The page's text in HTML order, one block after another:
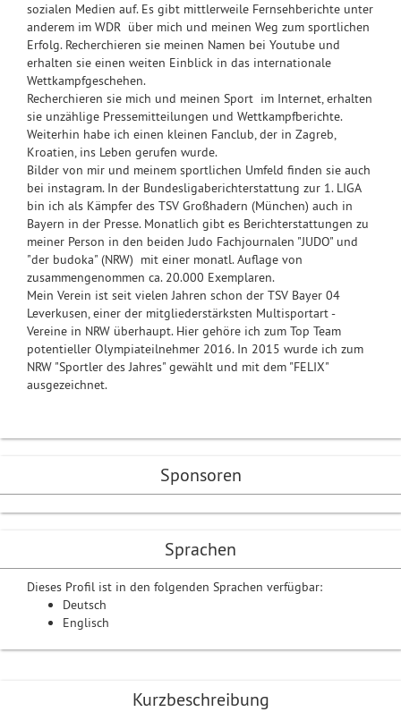
Kurzbeschreibung
sozialen Medien auf. Es gibt mittlerweile Fernsehberichte unter
anderem im WDR über mich und meinen Weg zum sportlichen
Erfolg. Recherchieren sie meinen Namen bei Youtube und
erhalten sie einen weiten Einblick in das internationale
Wettkampfgeschehen.
Recherchieren sie mich und meinen Sport im Internet, erhalten
sie unzählige Pressemitteilungen und Wettkampfberichte.
Weiterhin habe ich einen kleinen Fanclub, der in Zagreb,
Kroatien, ins Leben gerufen wurde.
Bilder von mir und meinem sportlichen Umfeld finden sie auch
bei instagram. In der Bundesligaberichterstattung zur 1. LIGA
bin ich als Kämpfer des TSV Großhadern (München) auch in
Bayern in der Presse. Monatlich gibt es Berichterstattungen zu
meiner Person in den beiden Judo Fachjournalen "JUDO" und
"der budoka" (NRW) mit einer monatl. Auflage von
zusammengenommen ca. 20.000 Exemplaren.
Mein Verein ist seit vielen Jahren schon der TSV Bayer 04
Leverkusen, einer der mitgliederstärksten Multisportart -
Vereine in NRW überhaupt. Hier gehöre ich zum Top Team
potentieller Olympiateilnehmer 2016. In 2015 wurde ich zum
NRW "Sportler des Jahres" gewählt und mit dem "FELIX"
ausgezeichnet.
Sponsoren
Sprachen
Dieses Profil ist in den folgenden Sprachen verfügbar:
Deutsch
Englisch